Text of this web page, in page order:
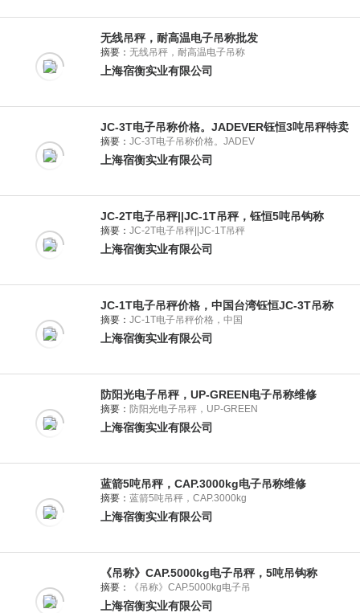
无线吊秤，耐高温电子吊称批发
摘要： 无线吊秤，耐高温电子吊称
上海宿衡实业有限公司
JC-3T电子吊称价格。JADEVER钰恒3吨吊秤特卖
摘要： JC-3T电子吊称价格。JADEV
上海宿衡实业有限公司
JC-2T电子吊秤||JC-1T吊秤，钰恒5吨吊钩称
摘要： JC-2T电子吊秤||JC-1T吊秤
上海宿衡实业有限公司
JC-1T电子吊秤价格，中国台湾钰恒JC-3T吊称
摘要： JC-1T电子吊秤价格，中国
上海宿衡实业有限公司
防阳光电子吊秤，UP-GREEN电子吊称维修
摘要： 防阳光电子吊秤，UP-GREEN
上海宿衡实业有限公司
蓝箭5吨吊秤，CAP.3000kg电子吊称维修
摘要： 蓝箭5吨吊秤，CAP.3000kg
上海宿衡实业有限公司
《吊称》CAP.5000kg电子吊秤，5吨吊钩称
摘要： 《吊称》CAP.5000kg电子吊
上海宿衡实业有限公司